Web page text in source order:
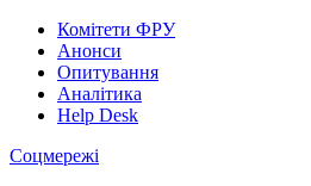
Комітети ФРУ
Анонси
Опитування
Аналітика
Help Desk
Соцмережі